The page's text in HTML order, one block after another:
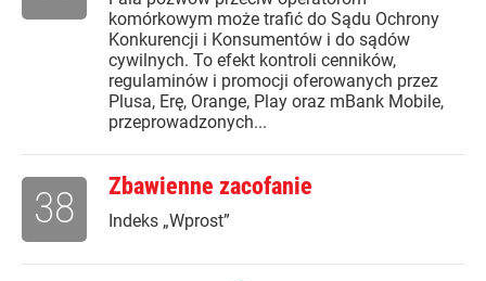
komórkowym może trafić do Sądu Ochrony
Konkurencji i Konsumentów i do sądów
cywilnych. To efekt kontroli cenników,
regulaminów i promocji oferowanych przez
Plusa, Erę, Orange, Play oraz mBank Mobile,
przeprowadzonych...
Zbawienne zacofanie
Indeks „Wprost”
38